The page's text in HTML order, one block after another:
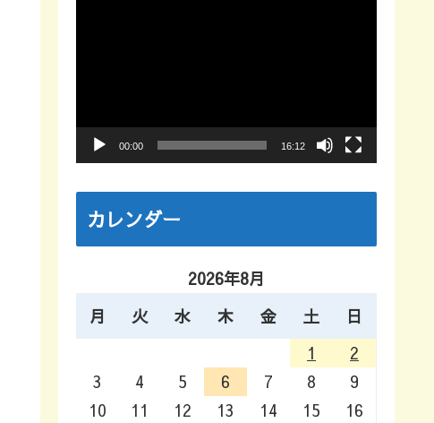
00:00 16:12
カレンダー
2026年8月
月
火 水 木 金 土
日
1
2
3
4 5 6 7 8
9
10
11 12 13 14 15
16